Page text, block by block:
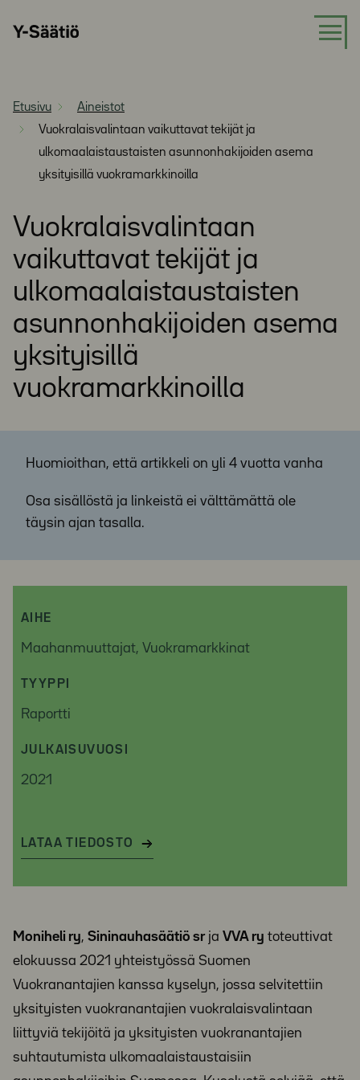
suoraan
Y-
Etusivu
Aineistot
Vuokralaisvalintaan vaikuttavat tekijät ja
ulkomaalaistaustaisten asunnonhakijoiden asema
yksityisillä vuokramarkkinoilla
Vuokralaisvalintaan
vaikuttavat tekijät ja
ulkomaalaistaustaisten
asunnonhakijoiden asema
yksityisillä
vuokramarkkinoilla
Huomioithan, että artikkeli on yli 4 vuotta vanha
Osa sisällöstä ja linkeistä ei välttämättä ole
täysin ajan tasalla.
AIHE
Maahanmuuttajat, Vuokramarkkinat
TYYPPI
Raportti
JULKAISUVUOSI
2021
LATAA TIEDOSTO
Moniheli ry, Sininauhasäätiö srja VVA ry toteuttivat
elokuussa 2021 yhteistyössä Suomen
Vuokranantajien kanssa kyselyn, jossa selvitettiin
yksityisten vuokranantajien vuokralaisvalintaan
liittyviä tekijöitä ja yksityisten vuokranantajien
suhtautumista ulkomaalaistaustaisiin